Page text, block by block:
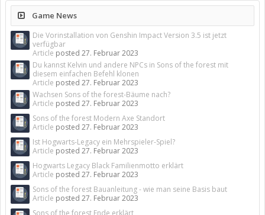
Game News
Die Vorinstallation von Genshin Impact Version 3.5 ist jetzt
verfügbar
Article posted 27. Februar 2023
Du kannst Kelvin und andere NPCs in Sons of the forest mit
diesem einfachen Befehl klonen
Article posted 27. Februar 2023
Wachsen Sons of the forest-Bäume nach?
Article posted 27. Februar 2023
Sons of the forest Modern Axe Standort
Article posted 27. Februar 2023
Ist Hogwarts-Legacy ein Mehrspieler-Spiel?
Article posted 27. Februar 2023
Hogwarts Legacy Black Familienmotto erklärt
Article posted 27. Februar 2023
Sons of the forest Bauanleitung - wie man seine Basis baut
Article posted 27. Februar 2023
Sons of the forest Ende erklärt